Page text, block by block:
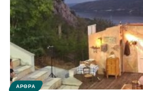
ΆΡΘΡΑ